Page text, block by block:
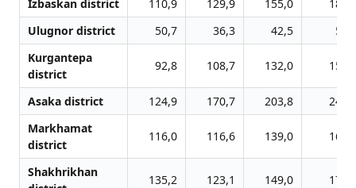
Izbaskan district 110,9 129,9 155,0
Ulugnor district
50,7 36,3 42,5
Kurgantepa
district
92,8 108,7 132,0
Asaka district 124,9 170,7 203,8
Markhamat
district
116,0 116,6 139,0
Shakhrikhan
135,2 123,1 149,0